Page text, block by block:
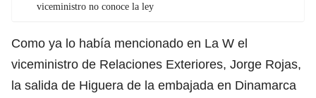
viceministro no conoce la ley
Como ya lo había mencionado en La W el
viceministro de Relaciones Exteriores, Jorge Rojas,
la salida de Higuera de la embajada en Dinamarca